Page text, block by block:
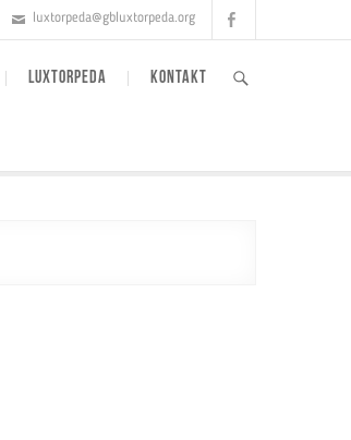
luxtorpeda@gbluxtorpeda.org
LUXTORPEDA KONTAKT